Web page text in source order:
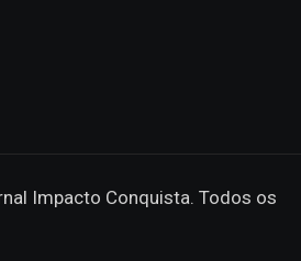
Impacto Conquista. Todos os